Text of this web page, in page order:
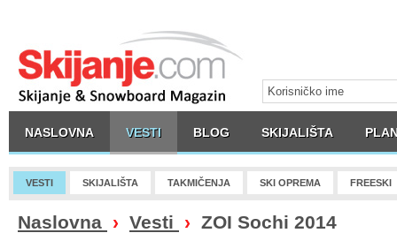
NASLOVNA VESTI BLOG SKIJALIŠTA
VESTI SKIJALIŠTA TAKMIČENJA SKI OPREMA FREESKI
Naslovna › Vesti › ZOI Sochi 2014